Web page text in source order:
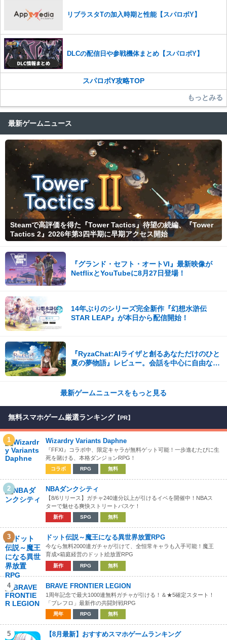
リブラスタTの加入時期と性能【スパロボY】
DLCの配信日や参戦機体まとめ【スパロボY】
スパロボY攻略TOP
もっとみる
最新ゲームニュース
Steamで高評価を得た『Tower Tactics』待望の続編、『Tower
Tactics 2』2026年第3四半期に早期アクセス開始
『グランド・セフト・オートVI』最新映像が
NetflixとYouTubeに8月27日登場！
14年ぶりのシリーズ完全新作『幻想水滸伝
STAR LEAP』が本日から配信開始！
『RyzaChat:AIライザと創るあなただけのひと
夏の夢物語』レビュー。会話を中心に自由な冒
最新ゲームニュースをもっと見る
無料スマホゲーム厳選ランキング 【PR】
1 Wizardry Variants Daphne
『FFXI』コラボ中、限定キャラが無料ゲット可能！一歩進むたびに生
死を賭ける、本格ダンジョンRPG！
コラボ RPG 無料
2 NBAダンクシティ
【8/6リリース】ガチャ240連分以上が引けるイベを開催中！NBAス
ターで魅せる爽快ストリートバスケ！
新作 SPG 無料
3 ドット伝説～魔王になる異世界放置RPG
今なら無料2000連ガチャが引けて、全恒常キャラも入手可能！魔王
育成×箱庭経営のドット絵放置RPG
新作 RPG 無料
4 BRAVE FRONTIER LEGION
1周年記念で最大1000連無料ガチャが引ける！＆★5確定スタート！
「ブレフロ」最新作の共闘対戦RPG
周年 RPG 無料
5 【8月最新】おすすめスマホゲームランキング